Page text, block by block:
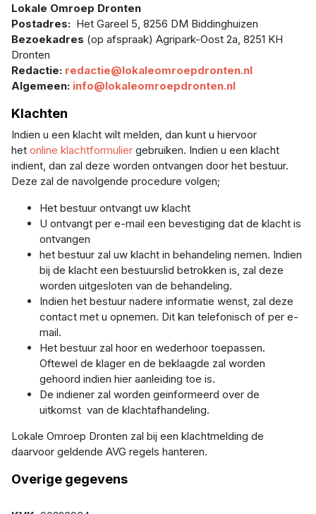
Lokale Omroep Dronten
Postadres: Het Gareel 5, 8256 DM Biddinghuizen
Bezoekadres (op afspraak) Agripark-Oost 2a, 8251 KH
Dronten
Redactie: redactie@lokaleomroepdronten.nl
Algemeen: info@lokaleomroepdronten.nl
Klachten
Indien u een klacht wilt melden, dan kunt u hiervoor
het online klachtformulier gebruiken. Indien u een klacht
indient, dan zal deze worden ontvangen door het bestuur.
Deze zal de navolgende procedure volgen;
Het bestuur ontvangt uw klacht
U ontvangt per e-mail een bevestiging dat de klacht is
ontvangen
het bestuur zal uw klacht in behandeling nemen. Indien
bij de klacht een bestuurslid betrokken is, zal deze
worden uitgesloten van de behandeling.
Indien het bestuur nadere informatie wenst, zal deze
contact met u opnemen. Dit kan telefonisch of per e-
mail.
Het bestuur zal hoor en wederhoor toepassen.
Oftewel de klager en de beklaagde zal worden
gehoord indien hier aanleiding toe is.
De indiener zal worden geinformeerd over de
uitkomst van de klachtafhandeling.
Lokale Omroep Dronten zal bij een klachtmelding de
daarvoor geldende AVG regels hanteren.
Overige gegevens